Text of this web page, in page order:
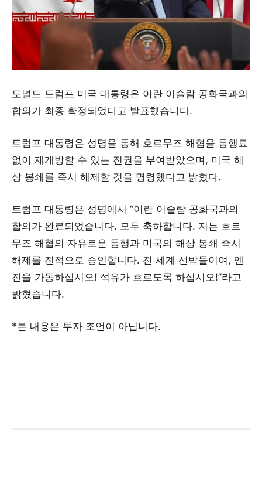
도널드 트럼프 미국 대통령은 이란 이슬람 공화국과의
합의가 최종 확정되었다고 발표했습니다.
트럼프 대통령은 성명을 통해 호르무즈 해협을 통행료
없이 재개방할 수 있는 전권을 부여받았으며, 미국 해
상 봉쇄를 즉시 해제할 것을 명령했다고 밝혔다.
트럼프 대통령은 성명에서 “이란 이슬람 공화국과의
합의가 완료되었습니다. 모두 축하합니다. 저는 호르
무즈 해협의 자유로운 통행과 미국의 해상 봉쇄 즉시
해제를 전적으로 승인합니다. 전 세계 선박들이여, 엔
진을 가동하십시오! 석유가 흐르도록 하십시오!”라고
밝혔습니다.
*본 내용은 투자 조언이 아닙니다.